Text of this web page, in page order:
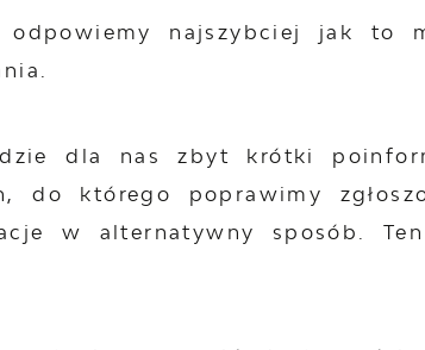
odpowiemy najszybciej jak
dla nas zbyt krótki
do którego poprawimy
w alternatywny sposób.